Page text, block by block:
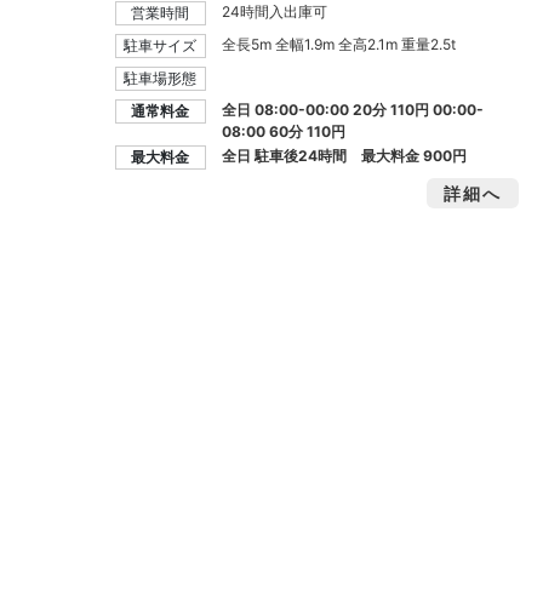
営業時間
24時間入出庫可
駐車サイズ
全長5m 全幅1.9m 全高2.1m 重量2.5t
駐車場形態
通常料金
全日 08:00-00:00 20分 110円 00:00-
08:00 60分 110円
最大料金
全日 駐車後24時間 最大料金900円
詳細へ